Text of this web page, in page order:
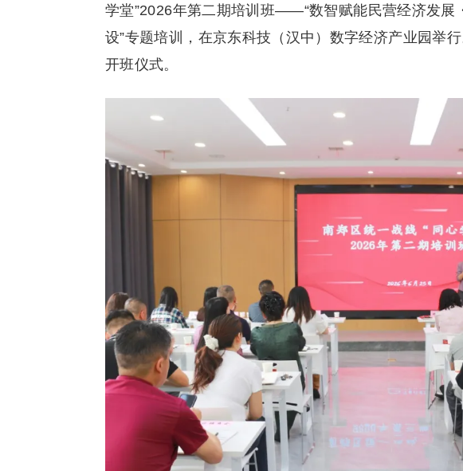
学堂”2026年第二期培训班——“数智赋能民营经济发展
设”专题培训，在京东科技（汉中）数字经济产业园举
开班仪式。